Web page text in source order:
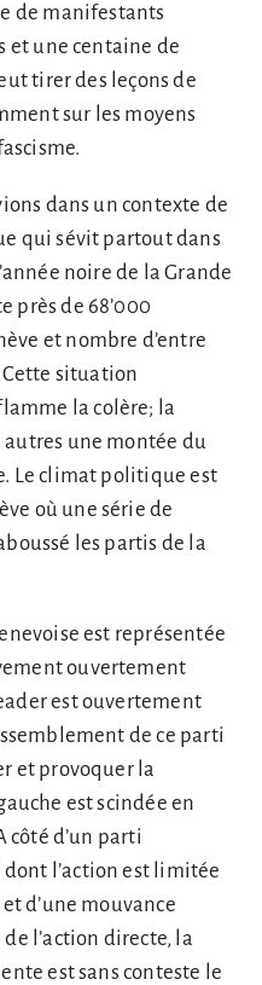
de manifestants
et une centaine de
tirer des leçons de
sur les moyens
dans un contexte de
qui sévit partout dans
noire de la Grande
près de 68’000
et nombre d’entre
situation
la colère; la
une montée du
Le climat politique est
où une série de
les partis de la
est représentée
ouvertement
est ouvertement
de ce parti
et provoquer la
est scindée en
d’un parti
l’action est limitée
d’une mouvance
l’action directe, la
est sans conteste le